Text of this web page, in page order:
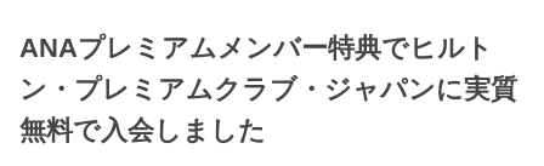
ANAプレミアムメンバー特典でヒルト
ン・プレミアムクラブ・ジャパンに実質
無料で入会しました